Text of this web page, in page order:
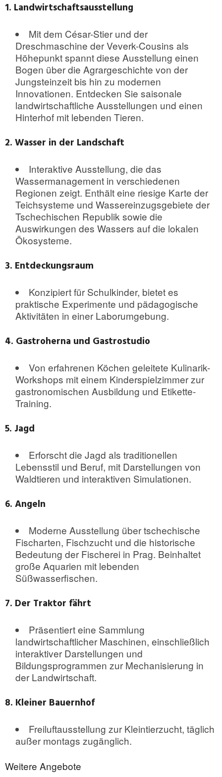
1. Landwirtschaftsausstellung
Mit dem César-Stier und der
Dreschmaschine der Veverk-Cousins als
Höhepunkt spannt diese Ausstellung einen
Bogen über die Agrargeschichte von der
Jungsteinzeit bis hin zu modernen
Innovationen. Entdecken Sie saisonale
landwirtschaftliche Ausstellungen und einen
Hinterhof mit lebenden Tieren.
2. Wasser in der Landschaft
Interaktive Ausstellung, die das
Wassermanagement in verschiedenen
Regionen zeigt. Enthält eine riesige Karte der
Teichsysteme und Wassereinzugsgebiete der
Tschechischen Republik sowie die
Auswirkungen des Wassers auf die lokalen
Ökosysteme.
3. Entdeckungsraum
Konzipiert für Schulkinder, bietet es
praktische Experimente und pädagogische
Aktivitäten in einer Laborumgebung.
4. Gastroherna und Gastrostudio
Von erfahrenen Köchen geleitete Kulinarik-
Workshops mit einem Kinderspielzimmer zur
gastronomischen Ausbildung und Etikette-
Training.
5. Jagd
Erforscht die Jagd als traditionellen
Lebensstil und Beruf, mit Darstellungen von
Waldtieren und interaktiven Simulationen.
6. Angeln
Moderne Ausstellung über tschechische
Fischarten, Fischzucht und die historische
Bedeutung der Fischerei in Prag. Beinhaltet
große Aquarien mit lebenden
Süßwasserfischen.
7. Der Traktor fährt
Präsentiert eine Sammlung
landwirtschaftlicher Maschinen, einschließlich
interaktiver Darstellungen und
Bildungsprogrammen zur Mechanisierung in
der Landwirtschaft.
8. Kleiner Bauernhof
Freiluftausstellung zur Kleintierzucht, täglich
außer montags zugänglich.
Weitere Angebote